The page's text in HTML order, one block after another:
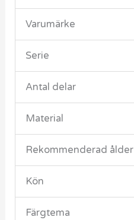
Varumärke
Serie
Antal delar
Material
Rekommenderad ålder
Kön
Färgtema